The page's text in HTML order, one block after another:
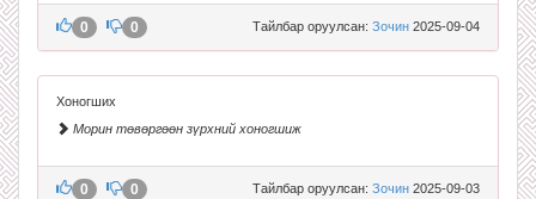
Тайлбар оруулсан: Зочин 2025-09-04
0 0
Хоногших
Морин төвөргөөн зүрхний хоногшиж
Тайлбар оруулсан: Зочин 2025-09-03
0 0